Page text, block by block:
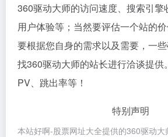
360驱动大师的访问速度、搜索引擎
用户体验等；当然要评估一个站的
要根据您自身的需求以及需要，一
找360驱动大师的站长进行洽谈提供
PV、跳出率等！
特别声明
本站好啊-股票网址大全提供的360驱动